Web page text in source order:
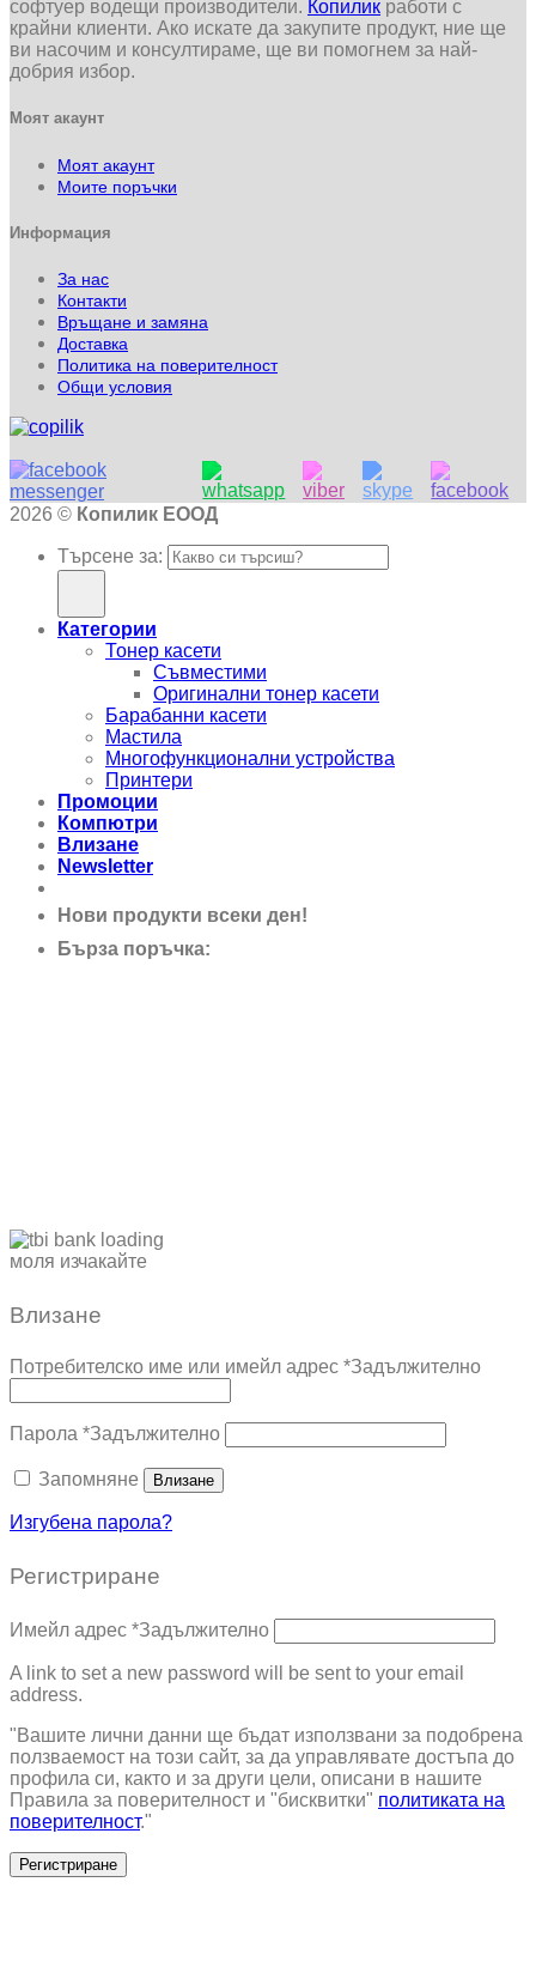
софтуер водещи производители. Копилик работи с
крайни клиенти. Ако искате да закупите продукт, ние ще
ви насочим и консултираме, ще ви помогнем за най-
добрия избор.
Моят акаунт
Моят акаунт
Моите поръчки
Информация
За нас
Контакти
Връщане и замяна
Доставка
Политика на поверителност
Общи условия
2026 © Копилик ЕООД
Търсене за:
Категории
Тонер касети
Съвместими
Оригинални тонер касети
Барабанни касети
Мастила
Многофункционални устройства
Принтери
Промоции
Компютри
Влизане
Newsletter
Нови продукти всеки ден!
Бърза поръчка:
моля изчакайте
Влизане
Потребителско име или имейл адрес *Задължително
Парола *Задължително
Запомняне Влизане
Изгубена парола?
Регистриране
Имейл адрес *Задължително
A link to set a new password will be sent to your email
address.
"Вашите лични данни ще бъдат използвани за подобрена
ползваемост на този сайт, за да управлявате достъпа до
профила си, както и за други цели, описани в нашите
Правила за поверителност и "бисквитки" политиката на
поверителност."
Регистриране